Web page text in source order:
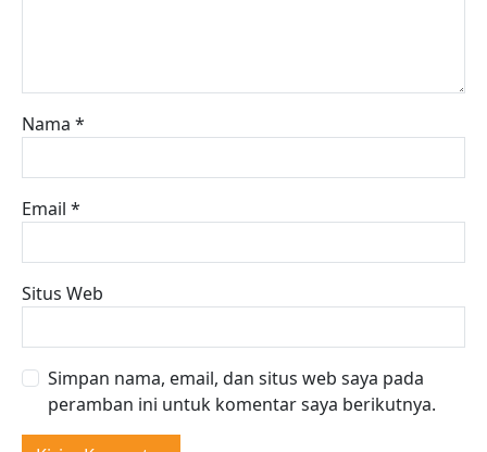
Nama *
Email *
Situs Web
Simpan nama, email, dan situs web saya pada
peramban ini untuk komentar saya berikutnya.